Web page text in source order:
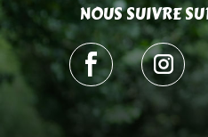
NOUS SUIVRE